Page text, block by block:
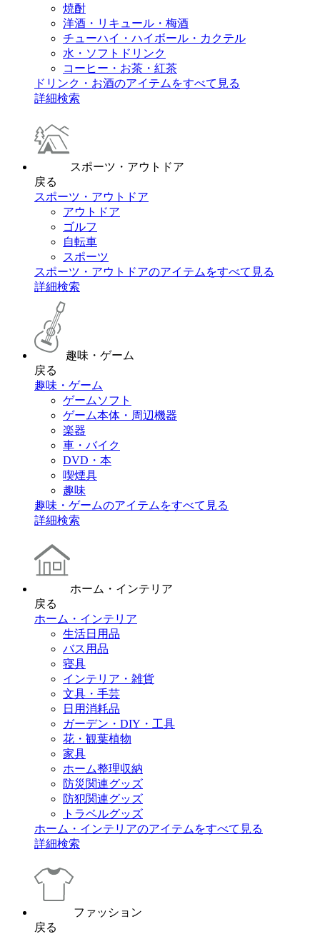
焼酎
洋酒・リキュール・梅酒
チューハイ・ハイボール・カクテル
水・ソフトドリンク
コーヒー・お茶・紅茶
ドリンク・お酒のアイテムをすべて見る
詳細検索
スポーツ・アウトドア
戻る
スポーツ・アウトドア
アウトドア
ゴルフ
自転車
スポーツ
スポーツ・アウトドアのアイテムをすべて見る
詳細検索
趣味・ゲーム
戻る
趣味・ゲーム
ゲームソフト
ゲーム本体・周辺機器
楽器
車・バイク
DVD・本
喫煙具
趣味
趣味・ゲームのアイテムをすべて見る
詳細検索
ホーム・インテリア
戻る
ホーム・インテリア
生活日用品
バス用品
寝具
インテリア・雑貨
文具・手芸
日用消耗品
ガーデン・DIY・工具
花・観葉植物
家具
ホーム整理収納
防災関連グッズ
防犯関連グッズ
トラベルグッズ
ホーム・インテリアのアイテムをすべて見る
詳細検索
ファッション
戻る